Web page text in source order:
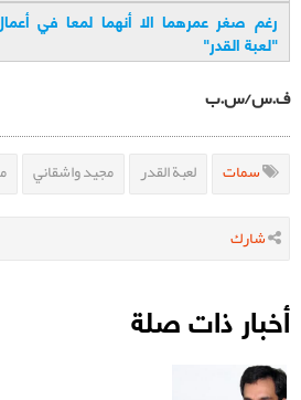
رغم صغر عمرهما الا أنهما لمعا في
"لعبة القدر"
ف.س/س.ب
سمات لعبة القدر مجيد واشقاني
شارك
أخبار ذات صلة